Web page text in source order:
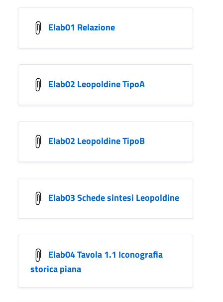
Elab01 Relazione
Elab02 Leopoldine TipoA
Elab02 Leopoldine TipoB
Elab03 Schede sintesi Leopoldine
Elab04 Tavola 1.1 Iconografia
storica piana